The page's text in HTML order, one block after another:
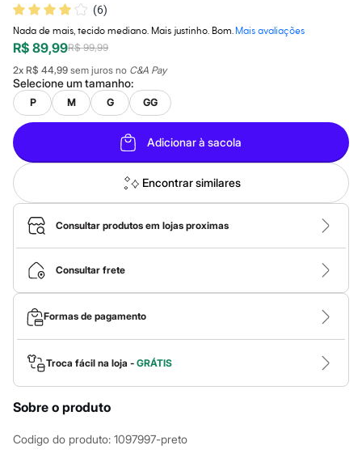
Alfaiataria
Novidades
Roupas
Blusas e Camisetas
Básicos
Calças
Casacos e Jaquetas
Jeans
Macacões
Saias
Shorts e Bermudas
Vestidos
Acessórios
Bolsas
Bonés e Chapéus
Bijoux
Cintos
Óculos
Relógios
Calçados
Botas
Chinelos
Rasteirinhas
Sandálias
Sapatilhas
Tênis
Marcas
City
Clock House
Mindset
Sawary
(6)
Nada de mais, tecido mediano. Mais justinho. Bom.Mais avaliações
R$ 89,99R$ 99,99
2x R$ 44,99 sem juros no C&A Pay
Selecione umtamanho:
P M G GG
Adicionar à sacola
Encontrar similares
Consultar produtos em lojas proximas
Consultar frete
Formas de pagamento
Troca fácil na loja - GRÁTIS
Sobre o produto
Codigo do produto: 1097997-preto